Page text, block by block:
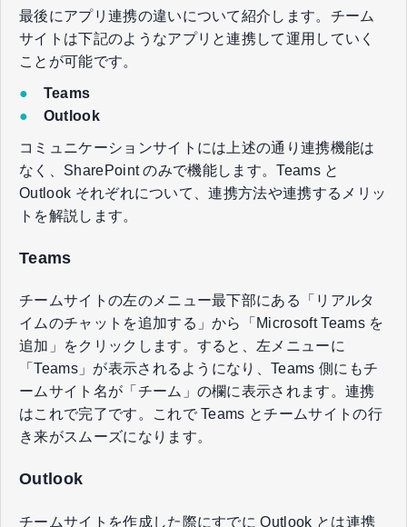
最後にアプリ連携の違いについて紹介します。チーム
サイトは下記のようなアプリと連携して運用していく
ことが可能です。
● Teams
● Outlook
コミュニケーションサイトには上述の通り連携機能は
なく、SharePoint のみで機能します。Teams と
Outlook それぞれについて、連携方法や連携するメリッ
トを解説します。
Teams
チームサイトの左のメニュー最下部にある「リアルタ
イムのチャットを追加する」から「Microsoft Teams を
追加」をクリックします。すると、左メニューに
「Teams」が表示されるようになり、Teams 側にもチ
ームサイト名が「チーム」の欄に表示されます。連携
はこれで完了です。これで Teams とチームサイトの行
き来がスムーズになります。
Outlook
チームサイトを作成した際にすでに Outlook とは連携